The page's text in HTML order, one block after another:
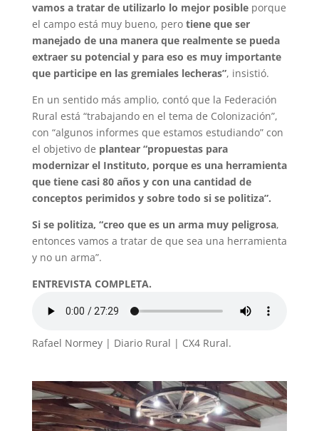
vamos a tratar de utilizarlo lo mejor posibleporque
el campo está muy bueno, pero tiene que ser
manejado de una manera que realmente se pueda
extraer su potencial y para eso es muy importante
que participe en las gremiales lecheras”, insistió.
En un sentido más amplio, contó que la Federación
Rural está “trabajando en el tema de Colonización”,
con “algunos informes que estamos estudiando” con
el objetivo de plantear “propuestas para
modernizar el Instituto, porque es una herramienta
que tiene casi 80 años y con una cantidad de
conceptos perimidos y sobre todo si se politiza”.
Si se politiza, “creo que es un arma muy peligrosa,
entonces vamos a tratar de que sea una herramienta
y no un arma”.
ENTREVISTA COMPLETA.
Rafael Normey | Diario Rural | CX4 Rural.